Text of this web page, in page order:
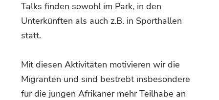
Talks finden sowohl im Park, in den
Unterkünften als auch z.B. in Sporthallen
statt.
Mit diesen Aktivitäten motivieren wir die
Migranten und sind bestrebt insbesondere
für die jungen Afrikaner mehr Teilhabe an